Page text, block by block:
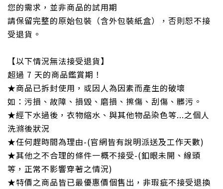
您的需求，並非商品的試用期
請保留完整的原始包裝（含外包裝紙盒），否則恕不接
受退貨。
【以下情況無法接受退貨】
超過 7 天的商品鑑賞期！
★商品已拆封使用，或因人為因素而產生的破壞
如：污損、故障、損毀、磨損、擦傷、刮傷、髒污。
★經下水過後，衣物縮水、與其他物品染色等...之個人
洗滌後狀況
★任何趕時間為理由-(官網皆有說明派送及工作天數)
★其他之不合理的條件一概不接受-(釦眼未開、線頭
等，正常不影響穿著之情況)
★特價之商品皆已最優惠價個售出，非瑕疵不接受退換